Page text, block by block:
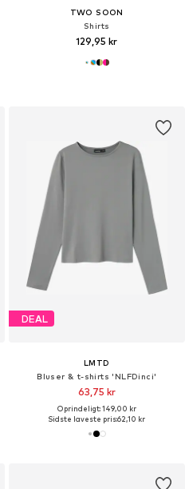
TWO SOON
Shirts
129,95 kr
DEAL
LMTD
Bluser & t-shirts 'NLFDinci'
63,75 kr
Oprindeligt: 149,00 kr
Sidste laveste pris:62,10 kr